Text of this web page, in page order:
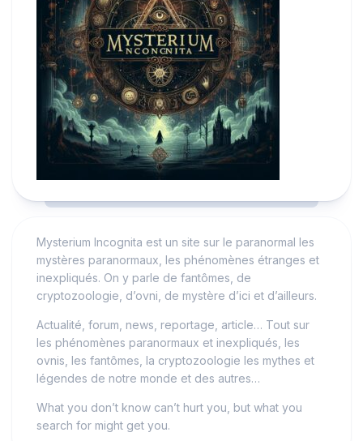
Mysterium Incognita est un site sur le paranormal les
mystères paranormaux, les phénomènes étranges et
inexpliqués. On y parle de fantômes, de
cryptozoologie, d’ovni, de mystère d’ici et d’ailleurs.
Actualité, forum, news, reportage, article… Tout sur
les phénomènes paranormaux et inexpliqués, les
ovnis, les fantômes, la cryptozoologie les mythes et
légendes de notre monde et des autres…
What you don’t know can’t hurt you, but what you
search for might get you.